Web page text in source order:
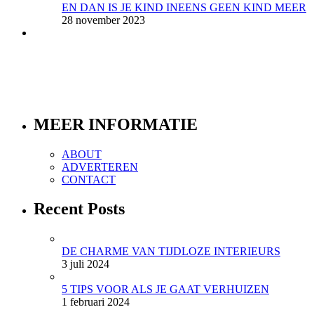
EN DAN IS JE KIND INEENS GEEN KIND MEER
28 november 2023
MEER INFORMATIE
ABOUT
ADVERTEREN
CONTACT
Recent Posts
DE CHARME VAN TIJDLOZE INTERIEURS
3 juli 2024
5 TIPS VOOR ALS JE GAAT VERHUIZEN
1 februari 2024